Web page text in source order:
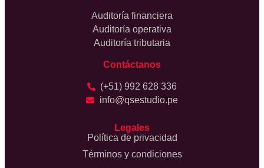
Auditoría financiera
Auditoría operativa
Auditoría tributaria
Contáctanos
(+51) 992 628 336
info@qsestudio.pe
Legales
Política de privacidad
Términos y condiciones